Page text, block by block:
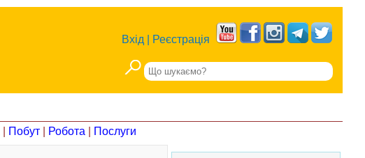
Вхід Реєстрація
Побут Робота
Послуги